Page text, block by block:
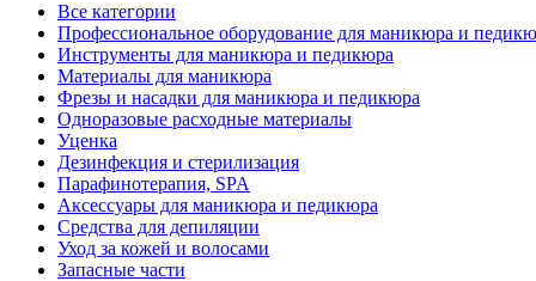
Все категории
Профессиональное оборудование для маникюра и
Инструменты для маникюра и педикюра
Материалы для маникюра
Фрезы и насадки для маникюра и педикюра
Одноразовые расходные материалы
Уценка
Дезинфекция и стерилизация
Парафинотерапия, SPA
Аксессуары для маникюра и педикюра
Средства для депиляции
Уход за кожей и волосами
Запасные части